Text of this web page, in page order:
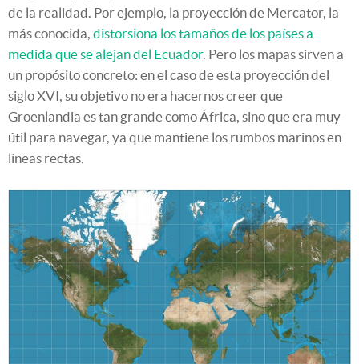
de la realidad. Por ejemplo, la proyección de Mercator, la
más conocida, distorsiona los tamaños de los países a
medida que se alejan del Ecuador. Pero los mapas sirven a
un propósito concreto: en el caso de esta proyección del
siglo XVI, su objetivo no era hacernos creer que
Groenlandia es tan grande como África, sino que era muy
útil para navegar, ya que mantiene los rumbos marinos en
líneas rectas.